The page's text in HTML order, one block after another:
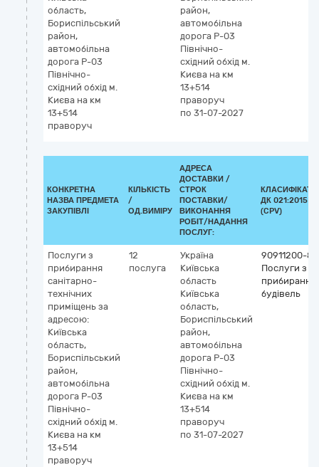
область,
Бориспільський
район,
автомобільна
дорога Р-03
Північно-
східний обхід м.
Києва на км
13+514
праворуч
район,
автомобільна
дорога Р-03
Північно-
східний обхід м.
Києва на км
13+514
праворуч
по 31-07-2027
КОНКРЕТНА
НАЗВА ПРЕДМЕТА
ЗАКУПІВЛІ
КІЛЬКІСТЬ
/
ОД.ВИМІРУ
АДРЕСА
ДОСТАВКИ /
СТРОК
ПОСТАВКИ/
ВИКОНАННЯ
РОБІТ/НАДАННЯ
ПОСЛУГ:
ДК 021:2015
(CPV)
Послуги з
прибирання
санітарно-
технічних
приміщень за
адресою:
Київська
область,
Бориспільський
район,
автомобільна
дорога Р-03
Північно-
східний обхід м.
Києва на км
13+514
праворуч
12
послуга
Україна
Київська
область
Київська
область,
Бориспільський
район,
автомобільна
дорога Р-03
Північно-
східний обхід м.
Києва на км
13+514
праворуч
по 31-07-2027
90911200-8
Послуги з
прибирання
будівель